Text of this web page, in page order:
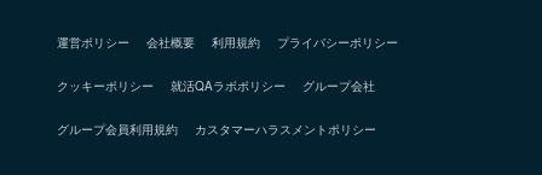
運営ポリシー 会社概要 利用規約 プライバシーポリシー
クッキーポリシー 就活QAラボポリシー グループ会社
グループ会員利用規約 カスタマーハラスメントポリシー